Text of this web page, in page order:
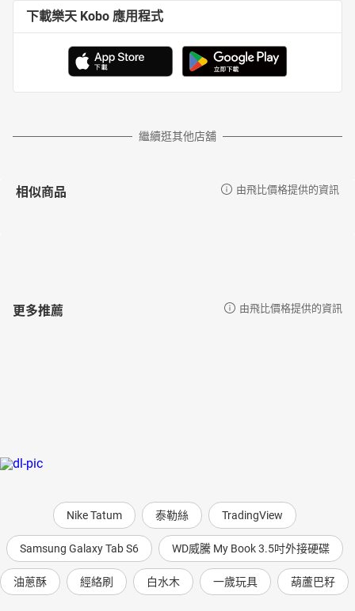
下載樂天 Kobo 應用程式
繼續逛其他店舖
相似商品 由飛比價格提供的資訊
更多推薦 由飛比價格提供的資訊
Nike Tatum 泰勒絲 TradingView
Samsung Galaxy Tab S6 WD威騰 My Book 3.5吋外接硬碟
油蔥酥 經絡刷 白水木 一歲玩具 葫蘆巴籽